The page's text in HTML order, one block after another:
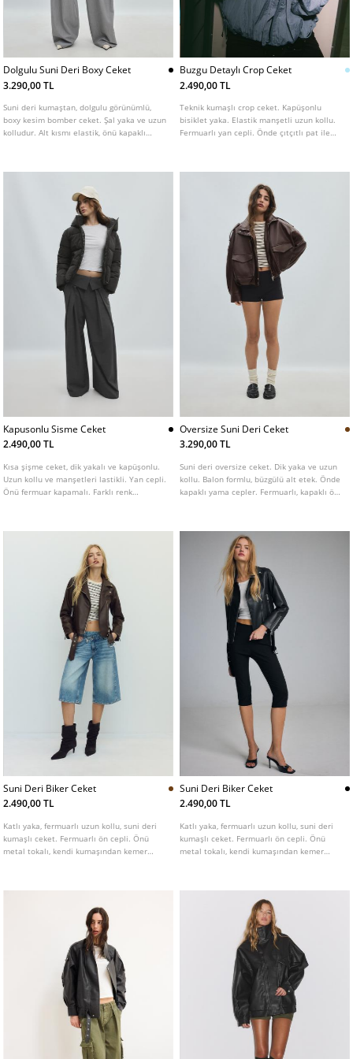
Dolgulu Suni Deri Boxy Ceket
3.290,00 TL
Suni deri kumaştan, dolgulu görünümlü,
boxy kesim bomber ceket. Şal yaka ve uzun
kolludur. Alt kısmı elastik, önü kapaklı
Buzgu Detaylı Crop Ceket
2.490,00 TL
Teknik kumaşlı crop ceket. Kapüşonlu
bisiklet yaka. Elastik manşetli uzun kollu.
Fermuarlı yan cepli. Önde çıtçıtlı pat ile
Kapusonlu Sisme Ceket
2.490,00 TL
Kısa şişme ceket, dik yakalı ve kapüşonlu.
Uzun kollu ve manşetleri lastikli. Yan cepli.
Önü fermuar kapamalı. Farklı renk
Oversize Suni Deri Ceket
3.290,00 TL
Suni deri oversize ceket. Dik yaka ve uzun
kollu. Balon formlu, büzgülü alt etek. Önde
kapaklı yama cepler. Fermuarlı, kapaklı ön
Suni Deri Biker Ceket
2.490,00 TL
Katlı yaka, fermuarlı uzun kollu, suni deri
kumaşlı ceket. Fermuarlı ön cepli. Önü
metal tokalı, kendi kumaşından kemer
Suni Deri Biker Ceket
2.490,00 TL
Katlı yaka, fermuarlı uzun kollu, suni deri
kumaşlı ceket. Fermuarlı ön cepli. Önü
metal tokalı, kendi kumaşından kemer